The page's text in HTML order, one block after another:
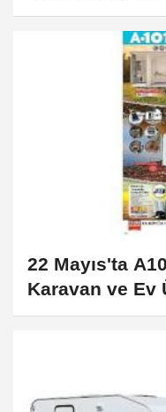
22 Mayıs'ta
Karavan ve Ev
Sunuluyor